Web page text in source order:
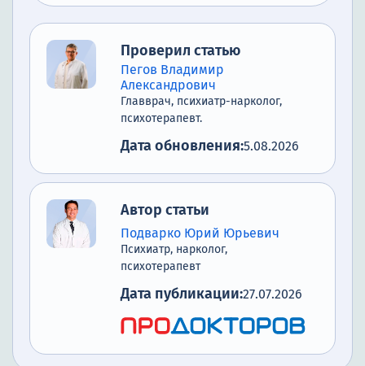
Проверил статью
Пегов Владимир
Александрович
Главврач, психиатр-нарколог,
психотерапевт.
Дата обновления:5.08.2026
Автор статьи
Подварко Юрий Юрьевич
Психиатр, нарколог,
психотерапевт
Дата публикации:27.07.2026